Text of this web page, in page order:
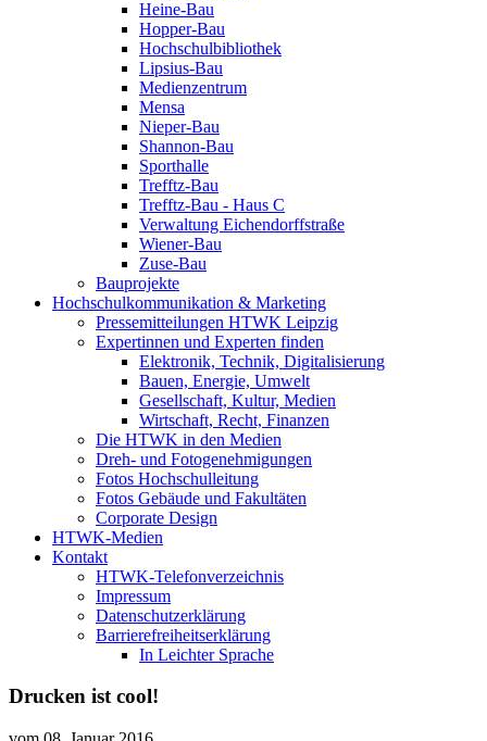
Heine-Bau
Hopper-Bau
Hochschulbibliothek
Lipsius-Bau
Medienzentrum
Mensa
Nieper-Bau
Shannon-Bau
Sporthalle
Trefftz-Bau
Trefftz-Bau - Haus C
Verwaltung Eichendorffstraße
Wiener-Bau
Zuse-Bau
Bauprojekte
Hochschulkommunikation & Marketing
Pressemitteilungen HTWK Leipzig
Expertinnen und Experten finden
Elektronik, Technik, Digitalisierung
Bauen, Energie, Umwelt
Gesellschaft, Kultur, Medien
Wirtschaft, Recht, Finanzen
Die HTWK in den Medien
Dreh- und Fotogenehmigungen
Fotos Hochschulleitung
Fotos Gebäude und Fakultäten
Corporate Design
HTWK-Medien
Kontakt
HTWK-Telefonverzeichnis
Impressum
Datenschutzerklärung
Barrierefreiheitserklärung
In Leichter Sprache
Drucken ist cool!